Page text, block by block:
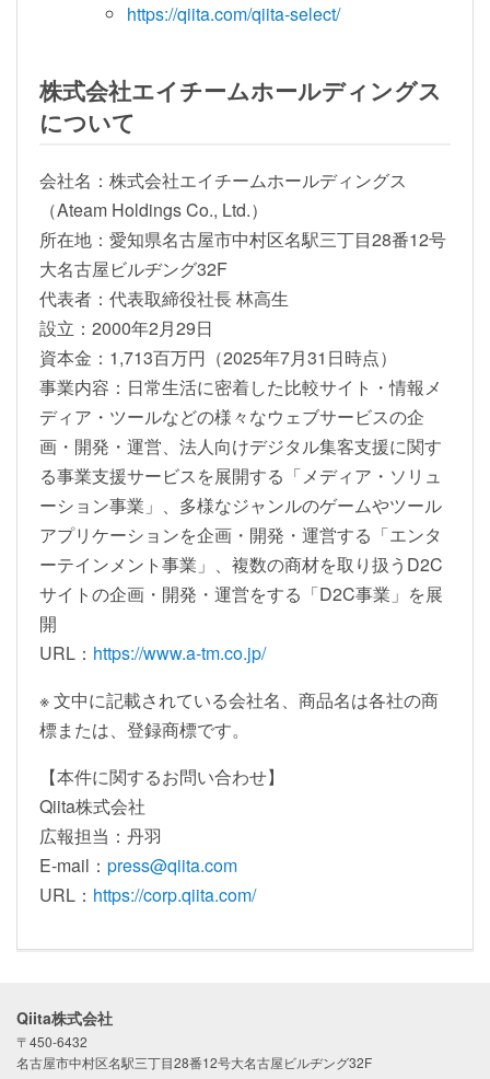
https://qiita.com/qiita-select/
株式会社エイチームホールディングス
について
会社名：株式会社エイチームホールディングス
（Ateam Holdings Co., Ltd.）
所在地：愛知県名古屋市中村区名駅三丁目28番12号
大名古屋ビルヂング32F
代表者：代表取締役社長 林高生
設立：2000年2月29日
資本金：1,713百万円（2025年7月31日時点）
事業内容：日常生活に密着した比較サイト・情報メ
ディア・ツールなどの様々なウェブサービスの企
画・開発・運営、法人向けデジタル集客支援に関す
る事業支援サービスを展開する「メディア・ソリュ
ーション事業」、多様なジャンルのゲームやツール
アプリケーションを企画・開発・運営する「エンタ
ーテインメント事業」、複数の商材を取り扱うD2C
サイトの企画・開発・運営をする「D2C事業」を展
開
URL： https://www.a-tm.co.jp/
※ 文中に記載されている会社名、商品名は各社の商
標または、登録商標です。
【本件に関するお問い合わせ】
Qiita株式会社
広報担当：丹羽
E-mail： press@qiita.com
URL： https://corp.qiita.com/
Qiita株式会社
〒450-6432
名古屋市中村区名駅三丁目28番12号大名古屋ビルヂング32F